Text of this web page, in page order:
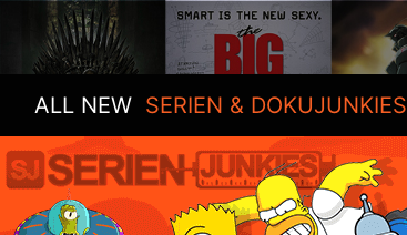
ALL NEW SERIEN & DOKUJUNKIES